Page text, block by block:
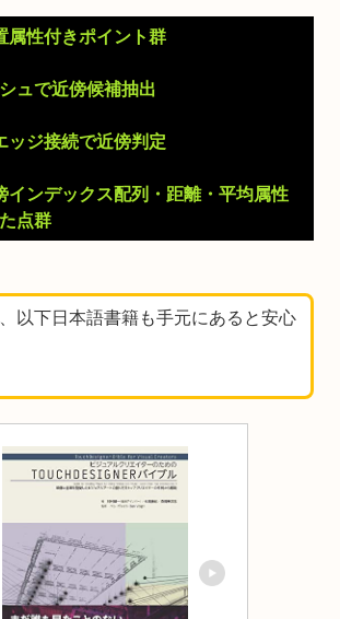
属性付きポイント群
ュで近傍候補抽出
ッジ接続で近傍判定
インデックス配列・距離・平均属性
点群
以下日本語書籍も手元にあると安心